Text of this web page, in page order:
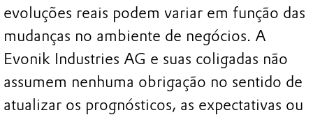
evoluções reais podem variar em função das
mudanças no ambiente de negócios. A
Evonik Industries AG e suas coligadas não
assumem nenhuma obrigação no sentido de
atualizar os prognósticos, as expectativas ou